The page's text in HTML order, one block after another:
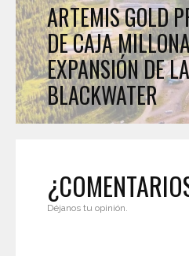
ARTEMIS GOLD
DE CAJA
EXPANSIÓN DE
BLACKWATER
Déjanos tu opinión.